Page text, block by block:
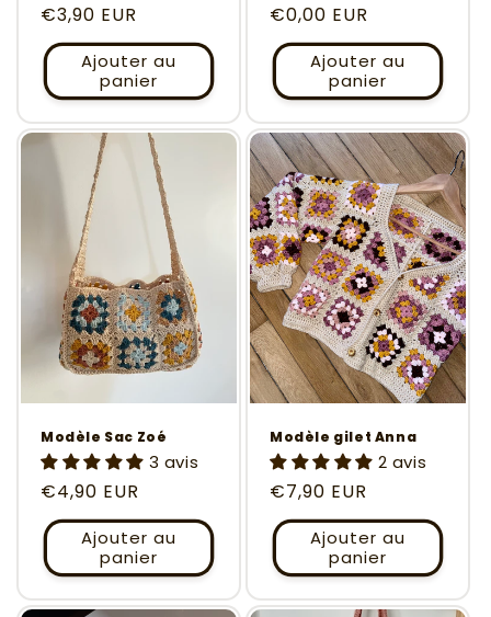
Prix
habituel
€3,90 EUR
Ajouter au
panier
Prix
habituel
€0,00 EUR
Ajouter au
panier
Modèle Sac Zoé
3 avis
Prix
habituel
€4,90 EUR
Ajouter au
panier
Modèle gilet Anna
2 avis
Prix
habituel
€7,90 EUR
Ajouter au
panier